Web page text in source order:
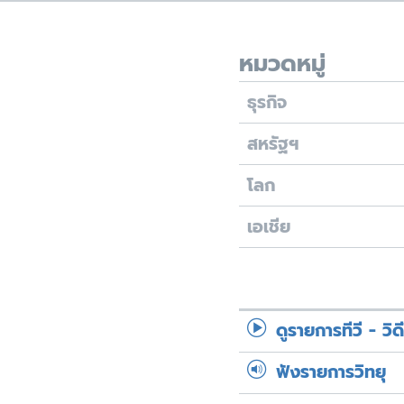
หมวดหมู่
ธุรกิจ
สหรัฐฯ
โลก
เอเชีย
ดูรายการทีวี - วิ
ฟังรายการวิทยุ